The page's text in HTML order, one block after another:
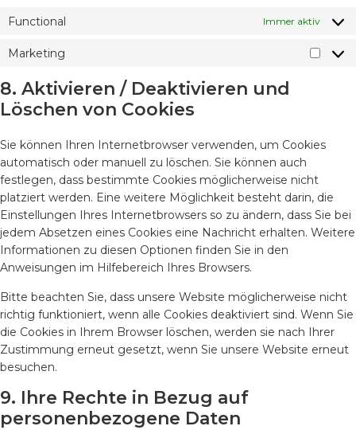
Functional Immer aktiv
Marketing
8. Aktivieren / Deaktivieren und
Löschen von Cookies
Sie können Ihren Internetbrowser verwenden, um Cookies
automatisch oder manuell zu löschen. Sie können auch
festlegen, dass bestimmte Cookies möglicherweise nicht
platziert werden. Eine weitere Möglichkeit besteht darin, die
Einstellungen Ihres Internetbrowsers so zu ändern, dass Sie bei
jedem Absetzen eines Cookies eine Nachricht erhalten. Weitere
Informationen zu diesen Optionen finden Sie in den
Anweisungen im Hilfebereich Ihres Browsers.
Bitte beachten Sie, dass unsere Website möglicherweise nicht
richtig funktioniert, wenn alle Cookies deaktiviert sind. Wenn Sie
die Cookies in Ihrem Browser löschen, werden sie nach Ihrer
Zustimmung erneut gesetzt, wenn Sie unsere Website erneut
besuchen.
9. Ihre Rechte in Bezug auf
personenbezogene Daten